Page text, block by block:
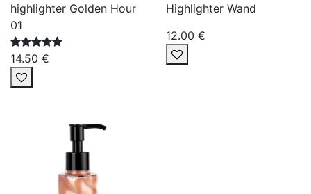
highlighter Golden Hour
01
14.50 €
Highlighter Wand
12.00 €